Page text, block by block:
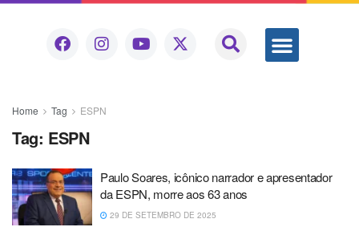
Home Tag ESPN
Tag: ESPN
Paulo Soares, icônico narrador e apresentador
da ESPN, morre aos 63 anos
29 DE SETEMBRO DE 2025